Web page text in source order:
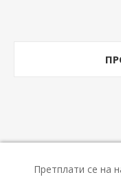
Претплати се на